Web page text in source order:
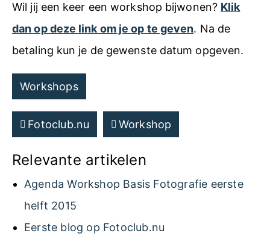
Wil jij een keer een workshop bijwonen? Klik
dan op deze link om je op te geven. Na de
betaling kun je de gewenste datum opgeven.
Workshops
Fotoclub.nu Workshop
Relevante artikelen
Agenda Workshop Basis Fotografie eerste
helft 2015
Eerste blog op Fotoclub.nu